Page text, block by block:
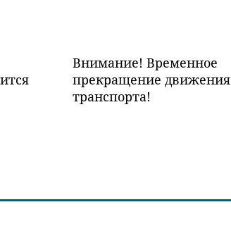
Внимание! Временное
прекращение движения
транспорта!